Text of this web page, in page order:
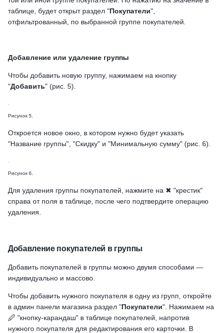
таблице, будет открыт раздел "Покупатели",
отфильтрованный, по выбранной группе покупателей.
Добавление или удаление группы
Чтобы добавить новую группу, нажимаем на кнопку
"Добавить" (рис. 5).
Рисунок 5.
Откроется новое окно, в котором нужно будет указать
"Название группы", "Скидку" и "Минимальную сумму" (рис. 6).
Рисунок 6.
Для удаления группы покупателей, нажмите на ✖ "крестик"
справа от поля в таблице, после чего подтвердите операцию
удаления.
Добавление покупателей в группы
Добавить покупателей в группы можно двумя способами —
индивидуально и массово.
Чтобы добавить нужного покупателя в одну из групп, откройте
в админ панели магазина раздел "Покупатели". Нажимаем на
🖉 "кнопку-карандаш" в таблице покупателей, напротив
нужного покупателя для редактирования его карточки. В